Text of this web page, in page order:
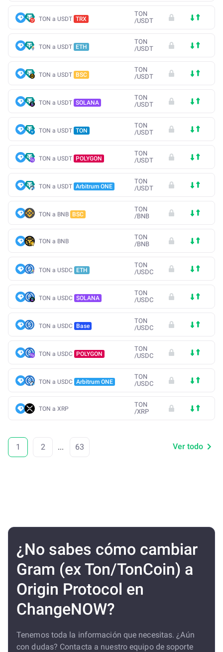
TON a USDT TRX
TON
/USDT
TON a USDT ETH
TON
/USDT
TON a USDT BSC
TON
/USDT
TON a USDT SOLANA
TON
/USDT
TON a USDT TON
TON
/USDT
TON a USDT POLYGON
TON
/USDT
TON a USDT Arbitrum ONE
TON
/USDT
TON a BNB BSC
TON
/BNB
TON a BNB
TON
/BNB
TON a USDC ETH
TON
/USDC
TON a USDC SOLANA
TON
/USDC
TON a USDC Base
TON
/USDC
TON a USDC POLYGON
TON
/USDC
TON a USDC Arbitrum ONE
TON
/USDC
TON a XRP
TON
/XRP
1 2 ... 63 Ver todo
¿No sabes cómo cambiar
Gram (ex Ton/TonCoin) a
Origin Protocol en
ChangeNOW?
Tenemos toda la información que necesitas. ¿Aún
con dudas? Contacta a nuestro equipo de soporte